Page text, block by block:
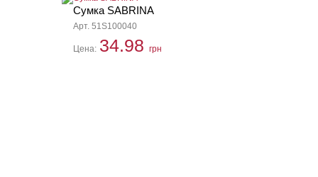
Сумка SABRINA
Арт. 51S100040
Цена: 34.98 грн